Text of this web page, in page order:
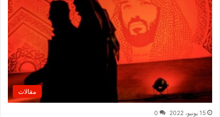
مقالات
15 يونيو، 2022 0